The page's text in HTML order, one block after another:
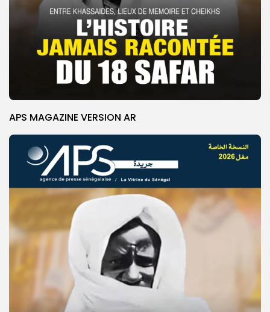
APS MAGAZINE VERSION AR